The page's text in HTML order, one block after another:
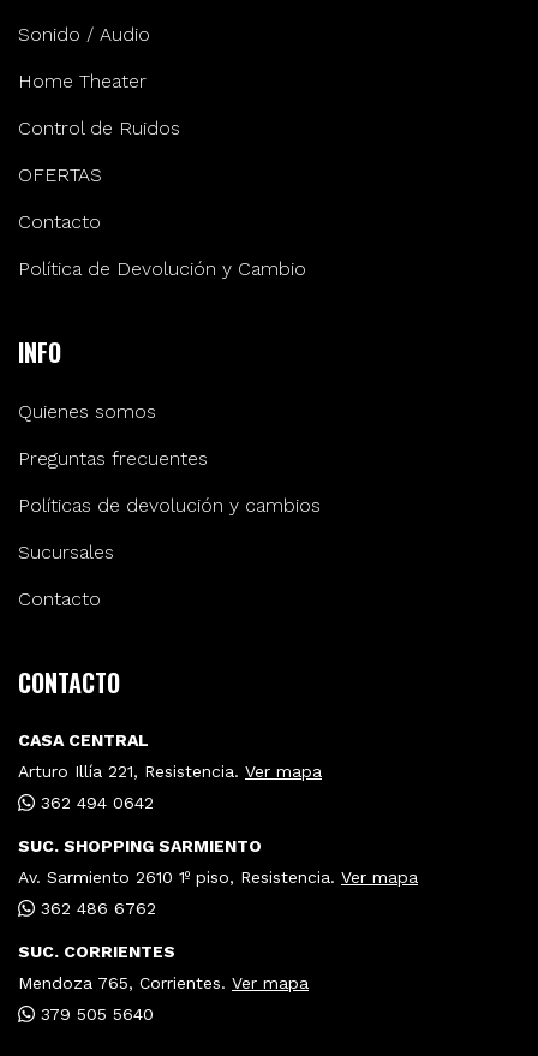
Sonido / Audio
Home Theater
Control de Ruidos
OFERTAS
Contacto
Política de Devolución y Cambio
INFO
Quienes somos
Preguntas frecuentes
Políticas de devolución y cambios
Sucursales
Contacto
CONTACTO
CASA CENTRAL
Arturo Illía 221, Resistencia. Ver mapa
362 494 0642
SUC. SHOPPING SARMIENTO
Av. Sarmiento 2610 1º piso, Resistencia. Ver mapa
362 486 6762
SUC. CORRIENTES
Mendoza 765, Corrientes. Ver mapa
379 505 5640